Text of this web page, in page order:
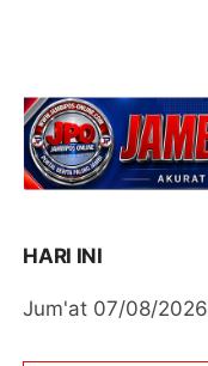
HARI INI
Jum'at 07/08/2026